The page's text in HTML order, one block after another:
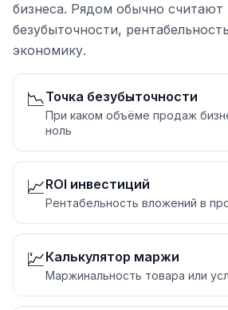
бизнеса. Рядом обычно считают
безубыточности,
экономику.
📉Точка безубыточности
При каком объёме продаж
ноль
📈ROI инвестиций
Рентабельность вложений в
💹Калькулятор маржи
Маржинальность товара или